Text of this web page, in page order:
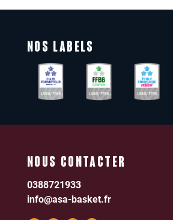
NOS LABELS
NOUS CONTACTER
0388721933
info@asa-basket.fr